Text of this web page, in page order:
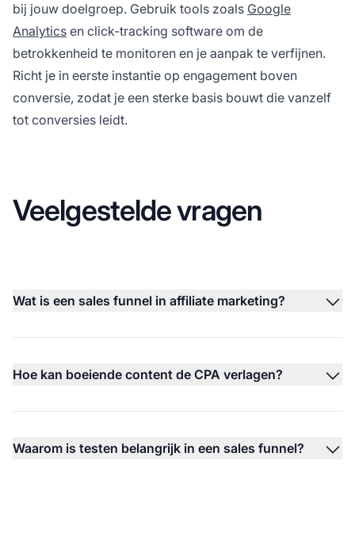
bij jouw doelgroep. Gebruik tools zoals Google
Analytics en click-tracking software om de
betrokkenheid te monitoren en je aanpak te verfijnen.
Richt je in eerste instantie op engagement boven
conversie, zodat je een sterke basis bouwt die vanzelf
tot conversies leidt.
Veelgestelde vragen
Wat is een sales funnel in affiliate marketing?
Hoe kan boeiende content de CPA verlagen?
Waarom is testen belangrijk in een sales funnel?